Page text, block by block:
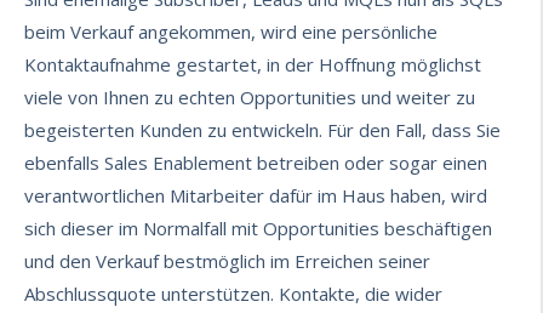
beim Verkauf angekommen, wird eine persönliche
Kontaktaufnahme gestartet, in der Hoffnung möglichst
viele von Ihnen zu echten Opportunities und weiter zu
begeisterten Kunden zu entwickeln. Für den Fall, dass Sie
ebenfalls Sales Enablement betreiben oder sogar einen
verantwortlichen Mitarbeiter dafür im Haus haben, wird
sich dieser im Normalfall mit Opportunities beschäftigen
und den Verkauf bestmöglich im Erreichen seiner
Abschlussquote unterstützen. Kontakte, die wider